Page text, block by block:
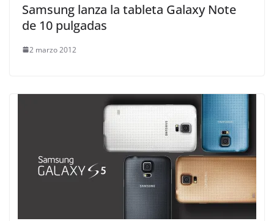
Samsung lanza la tableta Galaxy Note
de 10 pulgadas
2 marzo 2012